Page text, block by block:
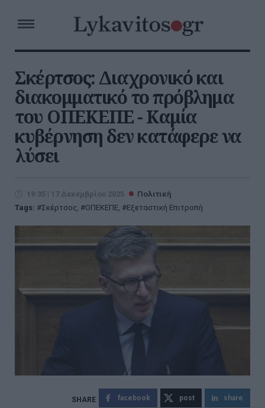
Σκέρτσος: Διαχρονικό και
διακομματικό το πρόβλημα
του ΟΠΕΚΕΠΕ - Καμία
κυβέρνηση δεν κατάφερε να
λύσει
19:35 | 17 Δεκεμβρίου 2025
Πολιτική
Tags:
Σκέρτσος, ΟΠΕΚΕΠΕ, Εξεταστική Επιτροπή
facebook post share